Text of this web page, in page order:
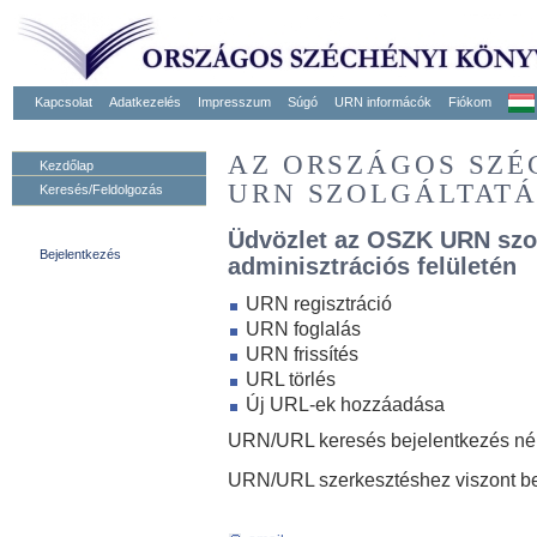
Kapcsolat Adatkezelés Impresszum Súgó URN informácók Fiókom
Kezdőlap
Keresés/Feldolgozás
Bejelentkezés
AZ ORSZÁGOS
URN
Üdvözlet az OSZK URN
adminisztrációs felületén
URN regisztráció
URN foglalás
URN frissítés
URL törlés
Új URL-ek hozzáadása
URN/URL keresés bejelentkezés
URN/URL szerkesztéshez viszont